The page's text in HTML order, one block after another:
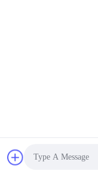
schakelingen